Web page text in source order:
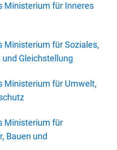
Ministerium für Inneres
Ministerium für Soziales,
Gleichstellung
Ministerium für Umwelt,
Ministerium für
Bauen und